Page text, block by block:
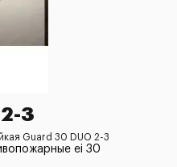
3
Guard 30 DUO 2-3
ei 30